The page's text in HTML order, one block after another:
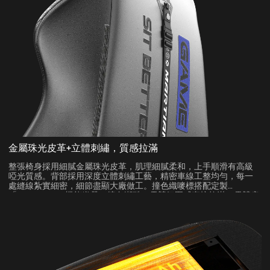
金屬珠光皮革+立體刺繡，質感拉滿
整張椅身採用細膩金屬珠光皮革，肌理細膩柔和，上手順滑有高級
啞光質感。背部採用深度立體刺繡工藝，精密車線工整均勻，每一
處縫線紮實細密，細節盡顯大廠做工。撞色織嘜標搭配定製
「MARTIAN」機能織帶，撞色潮酷，電競氛圍感直接拉滿，電競房